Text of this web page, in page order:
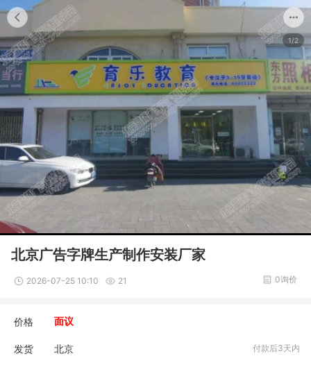
1/2
北京广告字牌生产制作安装厂家
2026-07-25 10:10 21 0询价
价格 面议
发货 北京 付款后3天内